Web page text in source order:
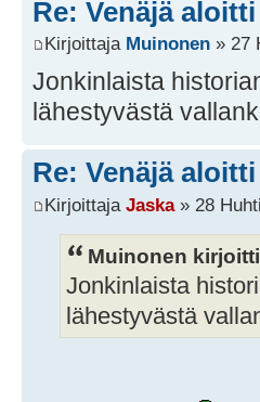
Re: Venäjä
Kirjoittaja Muinonen » 27
Jonkinlaista
lähestyvästä
Re: Venäjä
Kirjoittaja Jaska» 28
Muinonen
Jonkinlaista
lähestyvästä